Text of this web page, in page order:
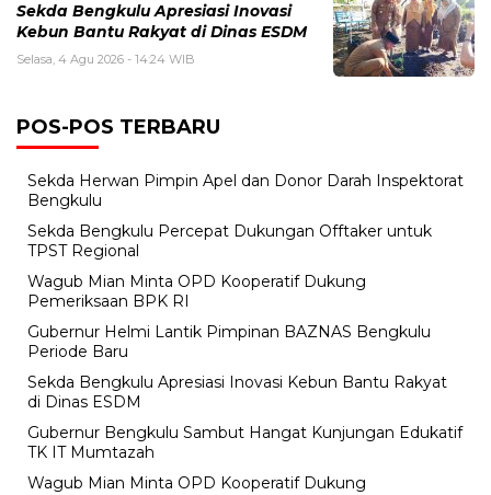
Sekda Bengkulu Apresiasi Inovasi
Kebun Bantu Rakyat di Dinas ESDM
Selasa, 4 Agu 2026 - 14:24 WIB
POS-POS TERBARU
Sekda Herwan Pimpin Apel dan Donor Darah Inspektorat
Bengkulu
Sekda Bengkulu Percepat Dukungan Offtaker untuk
TPST Regional
Wagub Mian Minta OPD Kooperatif Dukung
Pemeriksaan BPK RI
Gubernur Helmi Lantik Pimpinan BAZNAS Bengkulu
Periode Baru
Sekda Bengkulu Apresiasi Inovasi Kebun Bantu Rakyat
di Dinas ESDM
Gubernur Bengkulu Sambut Hangat Kunjungan Edukatif
TK IT Mumtazah
Wagub Mian Minta OPD Kooperatif Dukung